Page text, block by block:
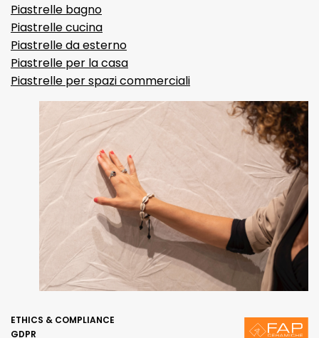
Piastrelle bagno
Piastrelle cucina
Piastrelle da esterno
Piastrelle per la casa
Piastrelle per spazi commerciali
ETHICS & COMPLIANCE
GDPR